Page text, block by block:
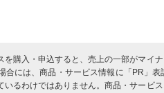
購入・申込すると、売上の一部がマイ
合には、商品・サービス情報に「PR」
いるわけではありません。商品・サー